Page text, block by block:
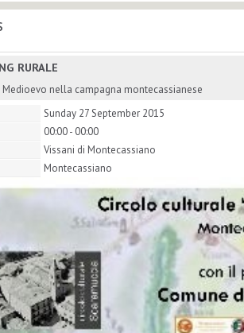
RURALE
Medioevo nella campagna montecassianese
Sunday 27 September 2015
00:00 - 00:00
Vissani di Montecassiano
Montecassiano